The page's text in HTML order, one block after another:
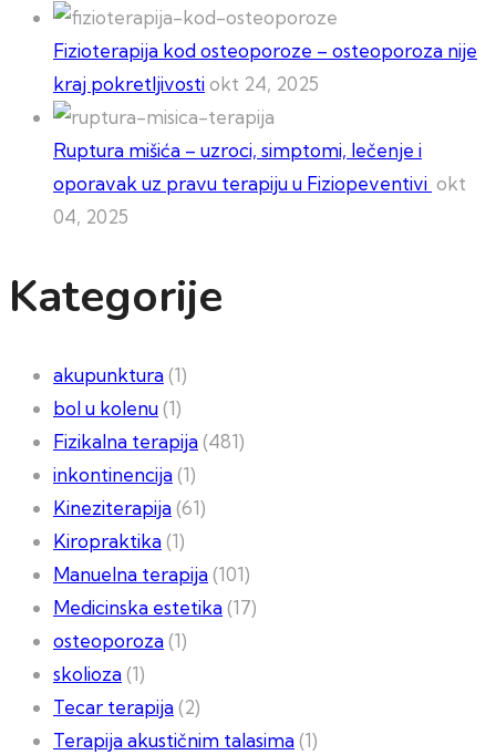
Fizioterapija kod osteoporoze – osteoporoza nije
kraj pokretljivostiokt 24, 2025
Ruptura mišića – uzroci, simptomi, lečenje i
oporavak uz pravu terapiju u Fiziopeventivi okt
04, 2025
Kategorije
akupunktura(1)
bol u kolenu(1)
Fizikalna terapija(481)
inkontinencija(1)
Kineziterapija(61)
Kiropraktika(1)
Manuelna terapija(101)
Medicinska estetika(17)
osteoporoza(1)
skolioza(1)
Tecar terapija(2)
Terapija akustičnim talasima(1)